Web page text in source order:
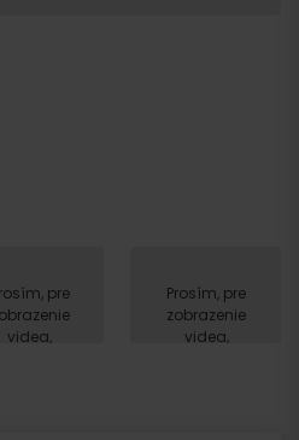
pre
videa,
Prosím, pre
zobrazenie
videa,